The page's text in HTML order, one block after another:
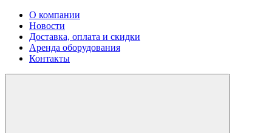
О компании
Новости
Доставка, оплата и скидки
Аренда оборудования
Контакты